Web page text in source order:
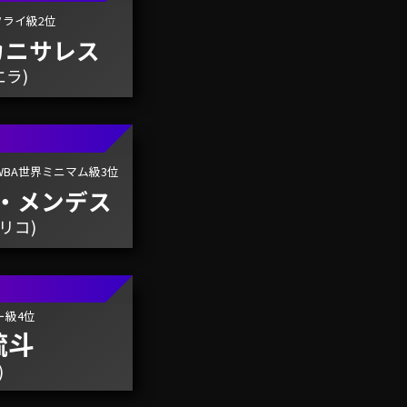
イ級2位
サレス
ラ)
世界ミニマム級3位
メンデス
コ)
級4位
斗